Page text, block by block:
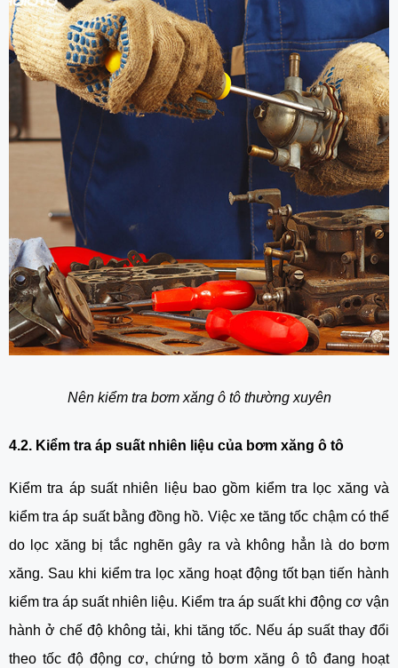
Nên kiểm tra bơm xăng ô tô thường xuyên
4.2. Kiểm tra áp suất nhiên liệu của bơm xăng ô tô
Kiểm tra áp suất nhiên liệu bao gồm kiểm tra lọc xăng và
kiểm tra áp suất bằng đồng hồ. Việc xe tăng tốc chậm có thể
do lọc xăng bị tắc nghẽn gây ra và không hẳn là do bơm
xăng. Sau khi kiểm tra lọc xăng hoạt động tốt bạn tiến hành
kiểm tra áp suất nhiên liệu. Kiểm tra áp suất khi động cơ vận
hành ở chế độ không tải, khi tăng tốc. Nếu áp suất thay đổi
theo tốc độ động cơ, chứng tỏ bơm xăng ô tô đang hoạt